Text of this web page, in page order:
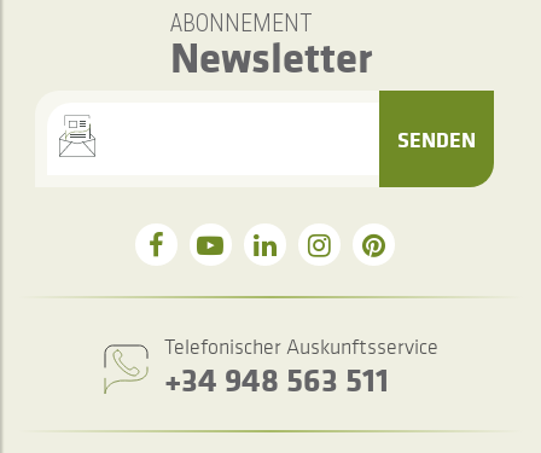
ABONNEMENT
Newsletter
SENDEN
Telefonischer Auskunftsservice
+34 948 563 511